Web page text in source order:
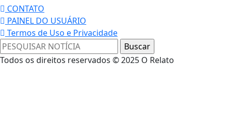
CONTATO
PAINEL DO USUÁRIO
Termos de Uso e Privacidade
Todos os direitos reservados © 2025 O Relato